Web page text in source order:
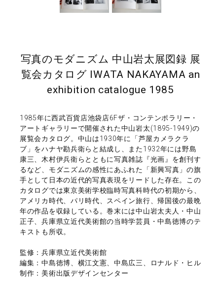
写真のモダニズム 中山岩太展図録 展
覧会カタログ IWATA NAKAYAMA an
exhibition catalogue 1985
1985年に西武百貨店池袋店6Fザ・コンテンポラリー・
アートギャラリーで開催された中山岩太(1895-1949)の
展覧会カタログ。中山は1930年に「芦屋カメラクラ
ブ」をハナヤ勘兵衛らと結成し、また1932年には野島
康三、木村伊兵衛らとともに写真雑誌『光画』を創刊す
るなど、モダニズムの感性にあふれた「新興写真」の旗
手として日本の近代的写真表現をリードした存在。この
カタログでは東京美術学校臨時写真科時代の初期から、
アメリカ時代、パリ時代、スペイン旅行、帰国後の最晩
年の作品を収録している。巻末には中山岩太夫人・中山
正子、兵庫県立近代美術館の当時学芸員・中島徳博のテ
キストも所収。
監修：兵庫県立近代美術館
編集：中島徳博、横江文憲、中島広三、ロナルド・ヒル
制作：美術出版デザインセンター